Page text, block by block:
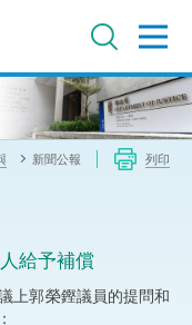
新聞公報 列印
給予補償
上郭榮鏗議員的提問和